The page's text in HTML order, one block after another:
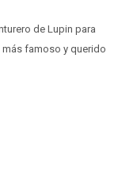
de Lupin para
famoso y querido